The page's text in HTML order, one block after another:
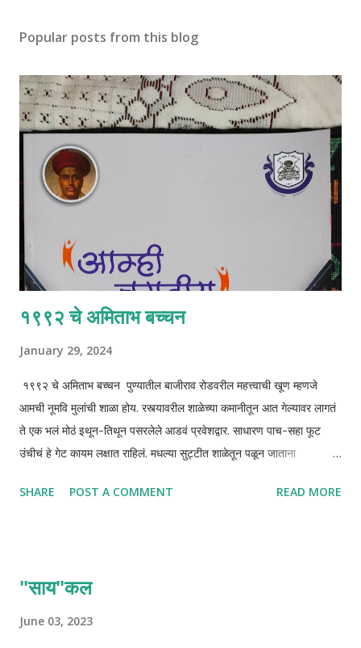
Popular posts from this blog
१९९२ चे अमिताभ बच्चन
January 29, 2024
१९९२ चे अमिताभ बच्चन पुण्यातील बाजीराव रोडवरील महत्त्वाची खूण म्हणजे
आमची नूमवि मुलांची शाळा होय. रस्त्यावरील शाळेच्या कमानीतून आत गेल्यावर लागतं
ते एक भलं मोठं इथून-तिथून पसरलेले आडवं प्रवेशद्वार. साधारण पाच-सहा फूट
उंचीचं हे गेट कायम लक्षात राहिलं. मधल्या सुट्टीत शाळेतून पळून जाताना
आणि आम्ही उजव्या किंवा डाव्या बाजूने असलेल्या छोट्या दरवाजातून ये-जा करत
आहे. प्रवेशद्वाराच्या मधोमध उभा राहिलं आणि समोर पाहिलं की शाळा म्हणजे अक्षरशः
SHARE POST A COMMENT READ MORE
"साय"कल
June 03, 2023